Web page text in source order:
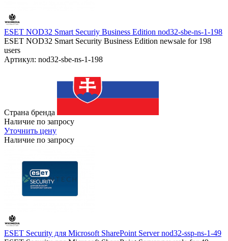
ESET NOD32 Smart Securiy Business Edition nod32-sbe-ns-1-198
ESET NOD32 Smart Security Business Edition newsale for 198
users
Артикул: nod32-sbe-ns-1-198
Страна бренда
Наличие по запросу
Уточнить цену
Наличие по запросу
ESET Security для Microsoft SharePoint Server nod32-ssp-ns-1-49